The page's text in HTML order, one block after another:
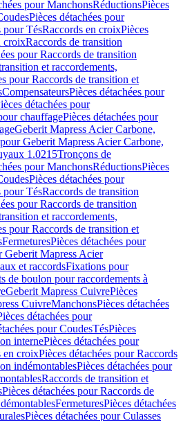
pour ManchonsRéductionsPièces
Pièces détachées pour
pour TésRaccords en croixPièces
croixRaccords de transition
pour Raccords de transition
et raccordements,
pour Raccords de transition et
CompensateursPièces détachées pour
détachées pour
chauffagePièces détachées pour
Geberit Mapress Acier Carbone,
Geberit Mapress Acier Carbone,
1.0215Tronçons de
pour ManchonsRéductionsPièces
Pièces détachées pour
pour TésRaccords de transition
pour Raccords de transition
et raccordements,
pour Raccords de transition et
FermeturesPièces détachées pour
Geberit Mapress Acier
et raccordsFixations pour
de boulon pour raccordements à
Geberit Mapress CuivrePièces
CuivreManchonsPièces détachées
détachées pour
pour CoudesTésPièces
internePièces détachées pour
en croixPièces détachées pour Raccords
indémontablesPièces détachées pour
Raccords de transition et
Pièces détachées pour Raccords de
FermeturesPièces détachées
Pièces détachées pour Culasses